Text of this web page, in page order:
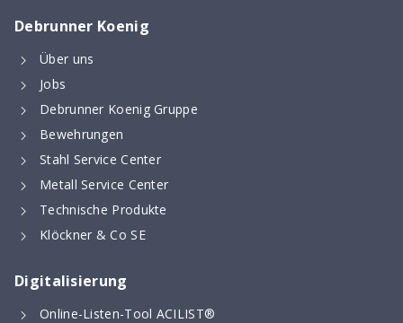
Digitaler Bewehrungsschieber
Stoss- & Verankerungslängen und
Mindestabmessungen von Abbiegeformen -
digital berechnet nach neuer SIA 262 (2025)
Debrunner Koenig
Über uns
Jobs
Debrunner Koenig Gruppe
Bewehrungen
Stahl Service Center
Metall Service Center
Technische Produkte
Klöckner & Co SE
Digitalisierung
Online-Listen-Tool ACILIST®